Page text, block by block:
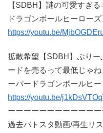
【SDBH】謎の可愛すぎ
ドラゴンボールヒーローズ
https://youtu.be/
拡散希望【SDBH】ぶり
ードを売るって最低じゃ
ーパードラゴンボールヒー
https://youtu.be/
ーーーーーーーーーーーー
過去バトスタ動画/再生リ